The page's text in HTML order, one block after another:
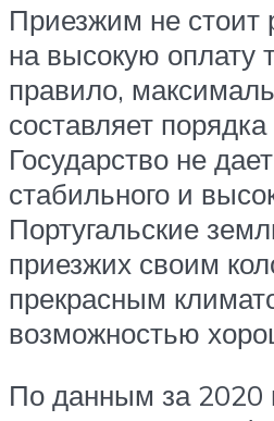
Приезжим не стоит
на высокую оплату
правило,
составляет
Государство не
стабильного и
Португальские
приезжих своим
прекрасным
возможностью
По данным за 2020